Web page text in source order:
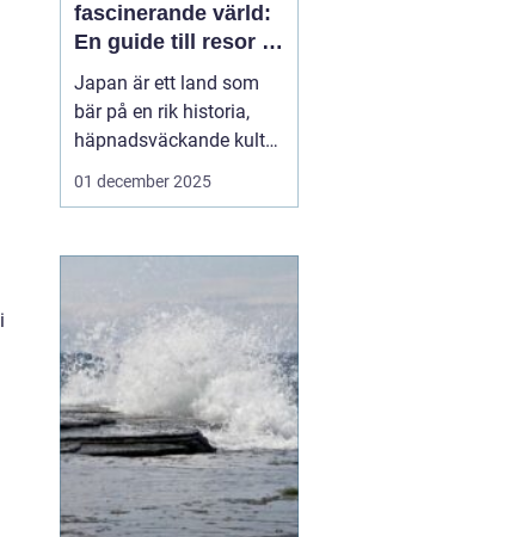
fascinerande värld:
En guide till resor i
japan
Japan är ett land som
bär på en rik historia,
häpnadsväckande kultur
och en unik blandning
lockar ständigt resenärer
önskar uppleva allt fr&...
01 december 2025